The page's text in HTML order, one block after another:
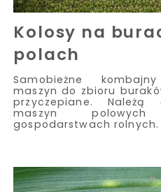
Kolosy na
polach
Samobieżne
maszyn do zbioru
przyczepiane.
maszyn
gospodarstwach rolnych.